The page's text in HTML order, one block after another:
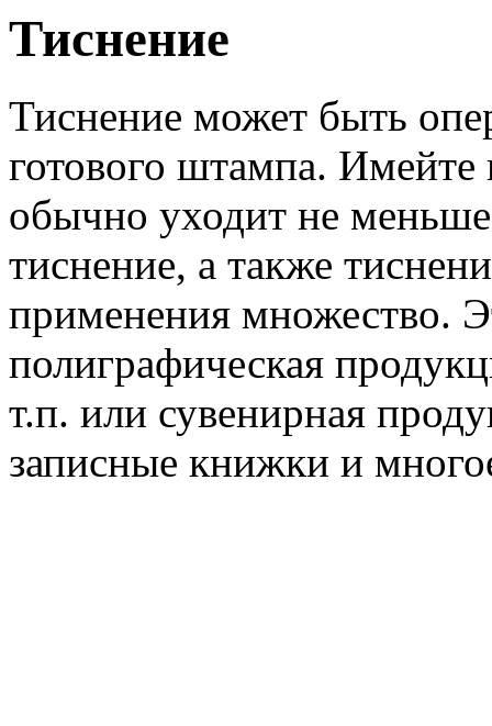
Тиснение
Тиснение может быть
готового штампа. Имейте
обычно уходит не
тиснение, а также
применения множество.
полиграфическая
т.п. или сувенирная
записные книжки и